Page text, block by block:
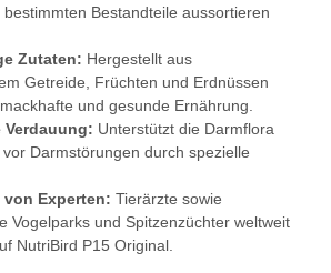
bestimmten Bestandteile aussortieren
Zutaten: Hergestellt aus
Getreide, Früchten und Erdnüssen
und gesunde Ernährung.
Verdauung: Unterstützt die Darmflora
Darmstörungen durch spezielle
von Experten: Tierärzte sowie
Vogelparks und Spitzenzüchter weltweit
NutriBird P15 Original.